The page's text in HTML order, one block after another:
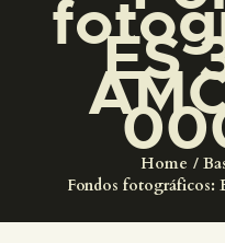
ES
Home
Fondos fotográficos:
█
EL MUSEO